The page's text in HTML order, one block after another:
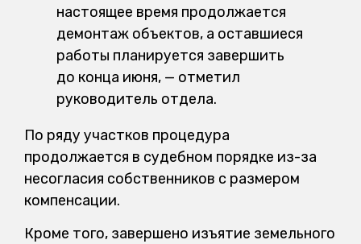
настоящее время продолжается
демонтаж объектов, а оставшиеся
работы планируется завершить
до конца июня, — отметил
руководитель отдела.
По ряду участков процедура
продолжается в судебном порядке из-за
несогласия собственников с размером
компенсации.
Кроме того, завершено изъятие земельного